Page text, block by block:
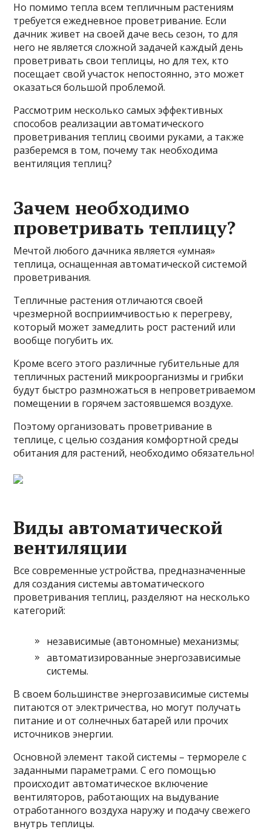
Но помимо тепла всем тепличным растениям
требуется ежедневное проветривание. Если
дачник живет на своей даче весь сезон, то для
него не является сложной задачей каждый день
проветривать свои теплицы, но для тех, кто
посещает свой участок непостоянно, это может
оказаться большой проблемой.
Рассмотрим несколько самых эффективных
способов реализации автоматического
проветривания теплиц своими руками, а также
разберемся в том, почему так необходима
вентиляция теплиц?
Зачем необходимо
проветривать теплицу?
Мечтой любого дачника является «умная»
теплица, оснащенная автоматической системой
проветривания.
Тепличные растения отличаются своей
чрезмерной восприимчивостью к перегреву,
который может замедлить рост растений или
вообще погубить их.
Кроме всего этого различные губительные для
тепличных растений микроорганизмы и грибки
будут быстро размножаться в непроветриваемом
помещении в горячем застоявшемся воздухе.
Поэтому организовать проветривание в
теплице, с целью создания комфортной среды
обитания для растений, необходимо обязательно!
Виды автоматической
вентиляции
Все современные устройства, предназначенные
для создания системы автоматического
проветривания теплиц, разделяют на несколько
категорий:
независимые (автономные) механизмы;
автоматизированные энергозависимые
системы.
В своем большинстве энергозависимые системы
питаются от электричества, но могут получать
питание и от солнечных батарей или прочих
источников энергии.
Основной элемент такой системы – термореле с
заданными параметрами. С его помощью
происходит автоматическое включение
вентиляторов, работающих на выдувание
отработанного воздуха наружу и подачу свежего
внутрь теплицы.